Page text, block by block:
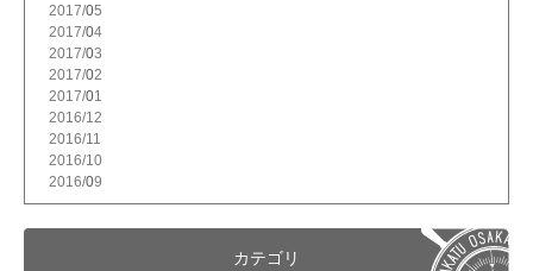
2017/ 5
2017/ 4
2017/ 3
2017/ 2
2017/ 1
2016/12
2016/11
2016/10
2016/ 9
カテゴリ